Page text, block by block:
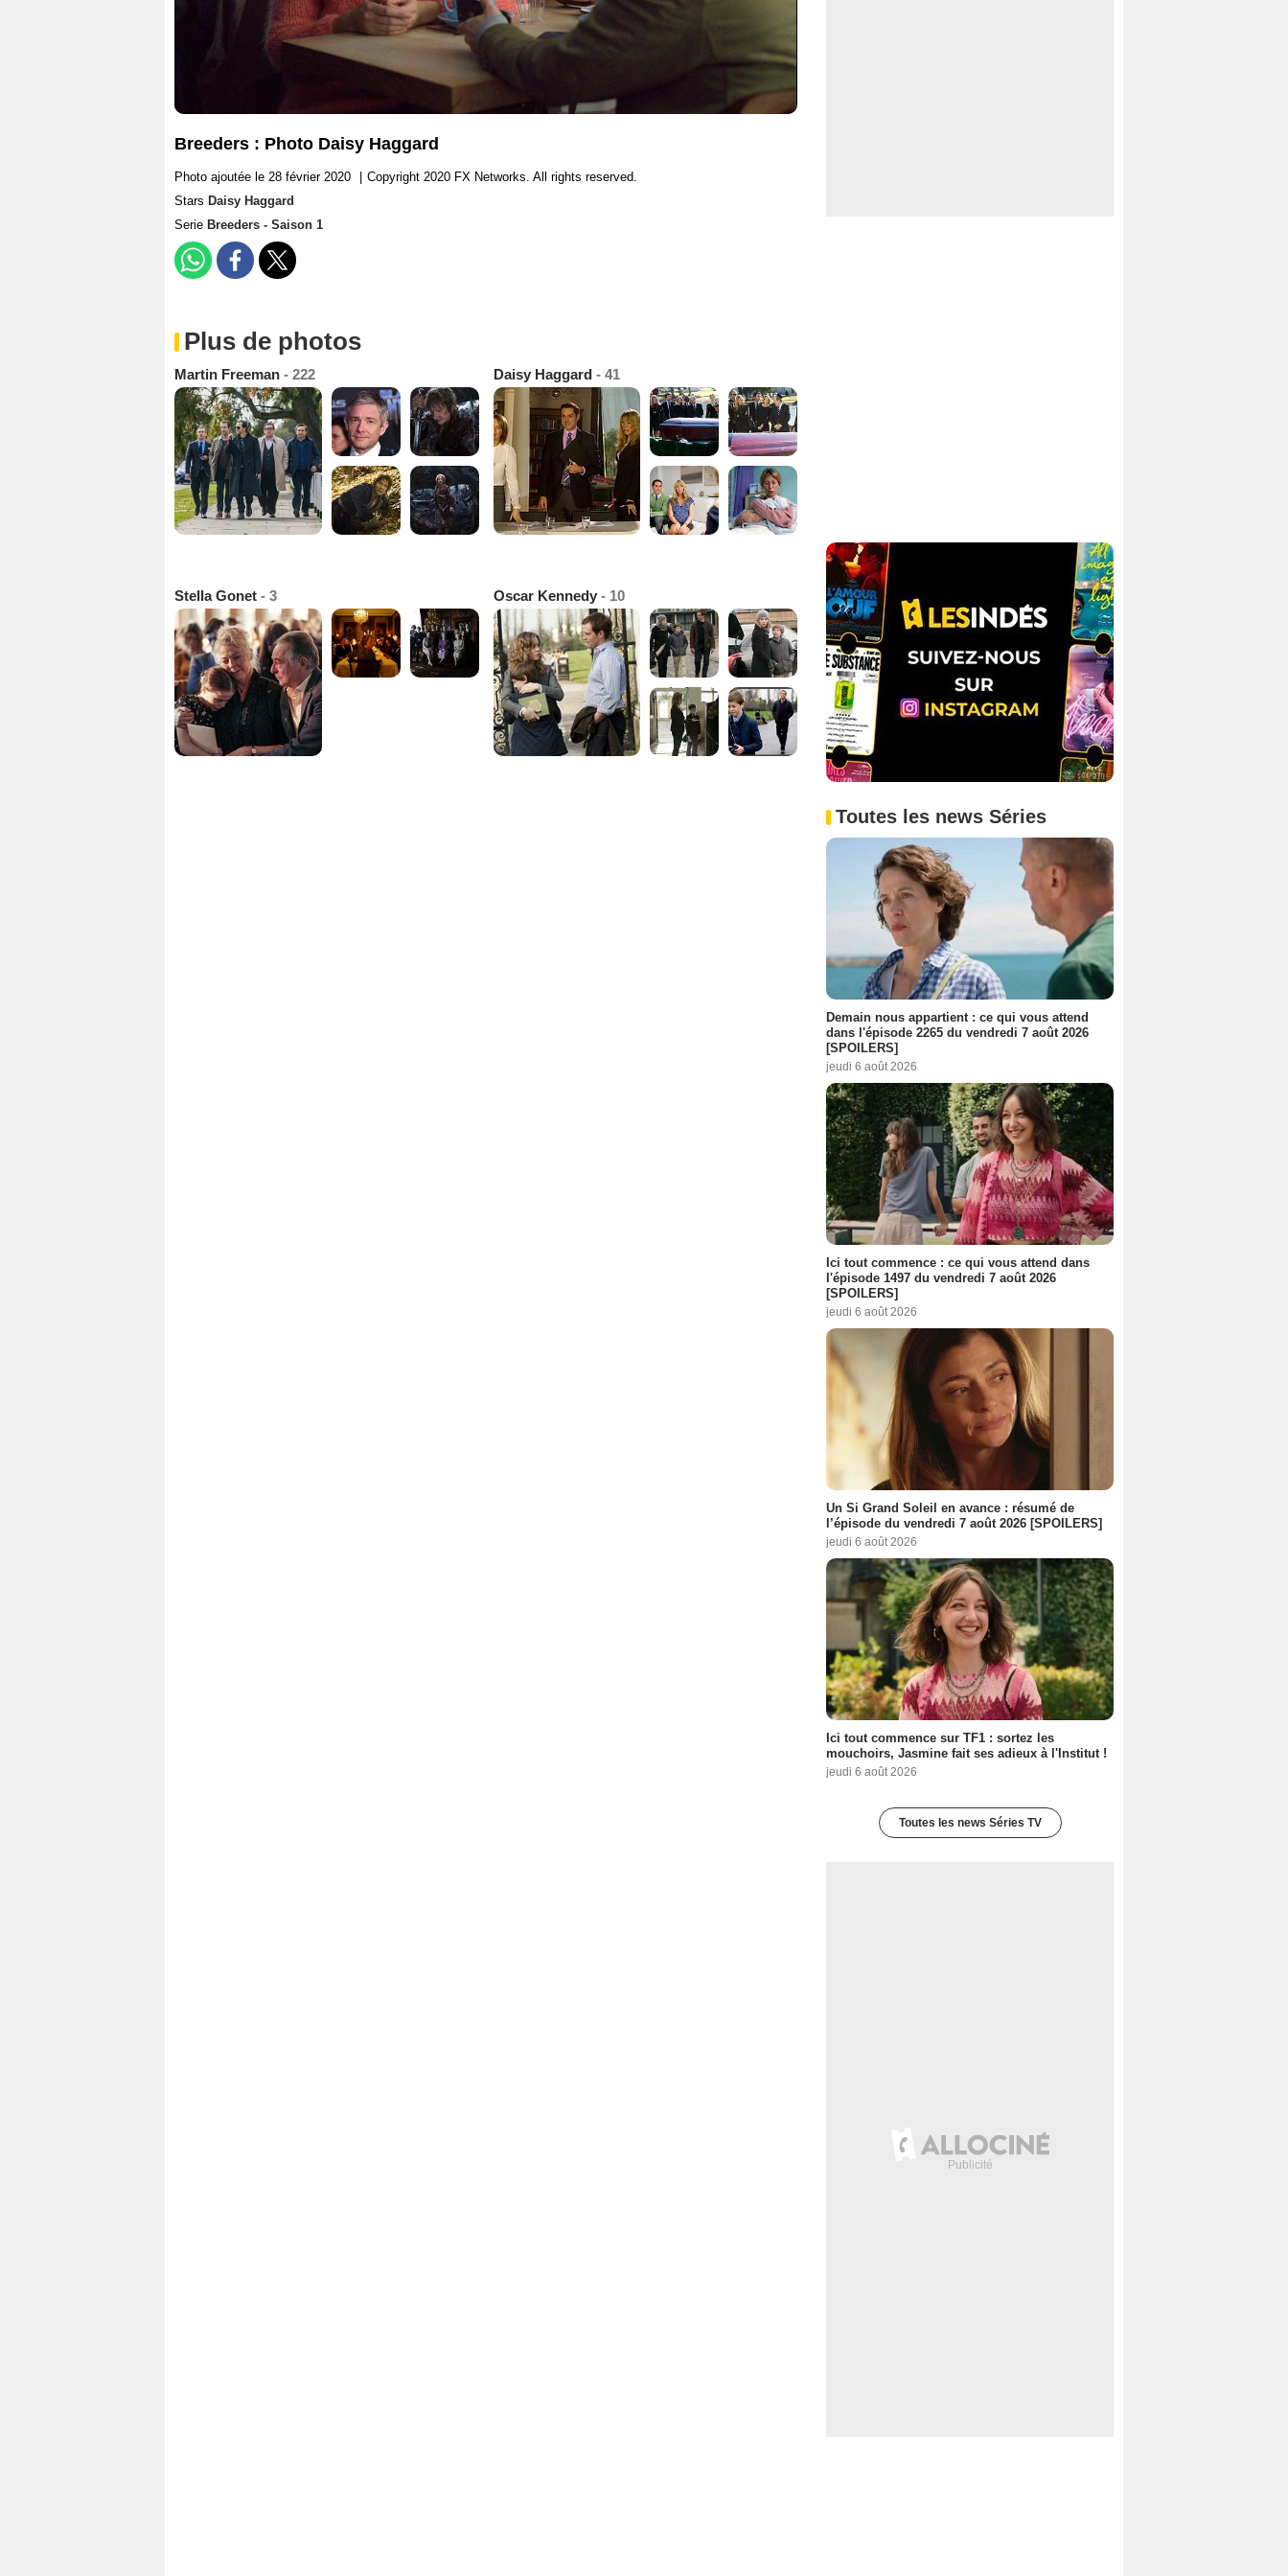
Breeders : Photo Daisy Haggard
Photo ajoutée le 28 février 2020
Copyright 2020 FX Networks. All rights reserved.
Stars Daisy Haggard
Serie Breeders - Saison 1
Plus de photos
Martin Freeman - 222 Daisy Haggard - 41
Stella Gonet - 3 Oscar Kennedy - 10
Toutes les news Séries
Demain nous appartient : ce qui vous attend
dans l'épisode 2265 du vendredi 7 août 2026
[SPOILERS]
jeudi 6 août 2026
Ici tout commence : ce qui vous attend dans
l'épisode 1497 du vendredi 7 août 2026
[SPOILERS]
jeudi 6 août 2026
Un Si Grand Soleil en avance : résumé de
l’épisode du vendredi 7 août 2026 [SPOILERS]
jeudi 6 août 2026
Ici tout commence sur TF1 : sortez les
mouchoirs, Jasmine fait ses adieux à l'Institut !
jeudi 6 août 2026
Toutes les news Séries TV